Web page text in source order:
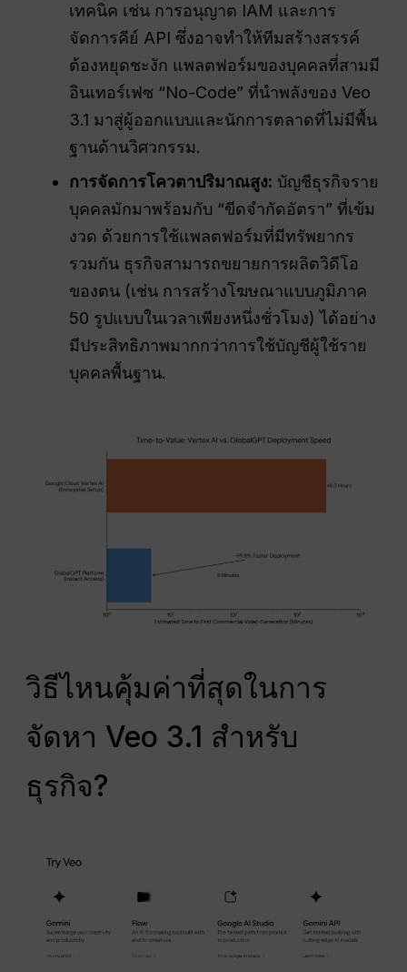
เทคนิค เช่น การอนุญาต IAM และการ
จัดการคีย์ API ซึ่งอาจทำให้ทีมสร้างสรรค์
ต้องหยุดชะงัก แพลตฟอร์มของบุคคลที่สามมี
อินเทอร์เฟซ “No-Code” ที่นำพลังของ Veo
3.1 มาสู่ผู้ออกแบบและนักการตลาดที่ไม่มีพื้น
ฐานด้านวิศวกรรม.
การจัดการโควตาปริมาณสูง: บัญชีธุรกิจราย
บุคคลมักมาพร้อมกับ “ขีดจำกัดอัตรา” ที่เข้ม
งวด ด้วยการใช้แพลตฟอร์มที่มีทรัพยากร
รวมกัน ธุรกิจสามารถขยายการผลิตวิดีโอ
ของตน (เช่น การสร้างโฆษณาแบบภูมิภาค
50 รูปแบบในเวลาเพียงหนึ่งชั่วโมง) ได้อย่าง
มีประสิทธิภาพมากกว่าการใช้บัญชีผู้ใช้ราย
บุคคลพื้นฐาน.
วิธีไหนคุ้มค่าที่สุดในการ
จัดหา Veo 3.1 สำหรับ
ธุรกิจ?